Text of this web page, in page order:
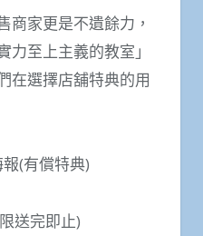
商家更是不遺餘力，
力至上主義的教室」
在選擇店舖特典的用
(有償特典)
送完即止)